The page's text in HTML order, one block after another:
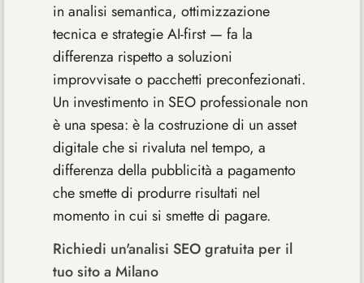
in analisi semantica, ottimizzazione
tecnica e strategie AI-first — fa la
differenza rispetto a soluzioni
improvvisate o pacchetti preconfezionati.
Un investimento in SEO professionale non
è una spesa: è la costruzione di un asset
digitale che si rivaluta nel tempo, a
differenza della pubblicità a pagamento
che smette di produrre risultati nel
momento in cui si smette di pagare.
Richiedi un'analisi SEO gratuita per il
tuo sito a Milano